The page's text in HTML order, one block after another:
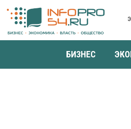
БИЗНЕС